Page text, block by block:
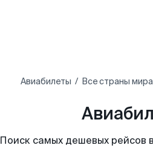
Авиабилеты Все страны мира
Поиск самых дешевых рейсов